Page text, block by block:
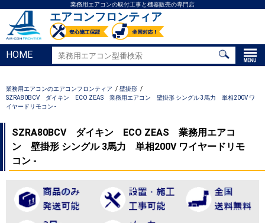
業務用エアコンの取付工事と機器販売の専門店
エアコンフロンティア
HOME
業務用エアコンのエアコンフロンティア
壁掛形
SZRA80BCV ダイキン ECO ZEAS 業務用エアコン 壁掛形 シングル 3馬力 単相200V ワ
イヤードリモコン -
SZRA80BCV ダイキン ECO ZEAS 業務用エアコ
ン 壁掛形 シングル 3馬力 単相200V ワイヤードリモ
コン -